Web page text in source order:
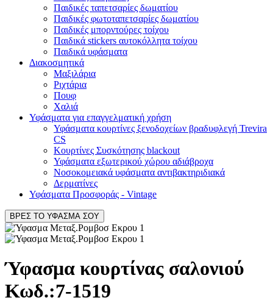
Παιδικές ταπετσαρίες δωματίου
Παιδικές φωτοταπετσαρίες δωματίου
Παιδικές μπορντούρες τοίχου
Παιδικά stickers αυτοκόλλητα τοίχου
Παιδικά υφάσματα
Διακοσμητικά
Μαξιλάρια
Ριχτάρια
Πουφ
Χαλιά
Υφάσματα για επαγγελματική χρήση
Υφάσματα κουρτίνες ξενοδοχείων βραδυφλεγή Trevira
CS
Κουρτίνες Συσκότησης blackout
Υφάσματα εξωτερικού χώρου αδιάβροχα
Νοσοκομειακά υφάσματα αντιβακτηριδιακά
Δερματίνες
Υφάσματα Προσφοράς - Vintage
ΒΡΕΣ ΤΟ ΥΦΑΣΜΑ ΣΟΥ
Ύφασμα κουρτίνας σαλονιού
Κωδ.:7-1519